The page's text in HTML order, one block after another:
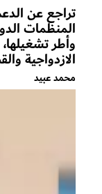
تراجع عن
المنظمات
وأطر
الازدواجية
محمد عبيد